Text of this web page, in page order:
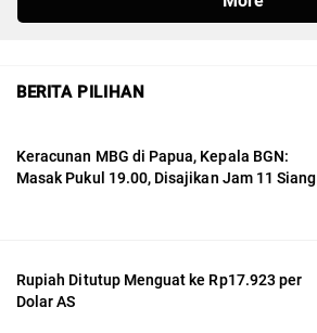
BERITA PILIHAN
Keracunan MBG di Papua, Kepala BGN:
Masak Pukul 19.00, Disajikan Jam 11 Siang
Rupiah Ditutup Menguat ke Rp17.923 per
Dolar AS